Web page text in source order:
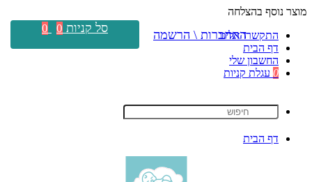
מוצר נוסף בהצלחה
התקשרו אלינו
דף הבית
החשבון שלי
0 עגלת קניות
דף הבית
התחברות \ הרשמה סל קניות 0
0